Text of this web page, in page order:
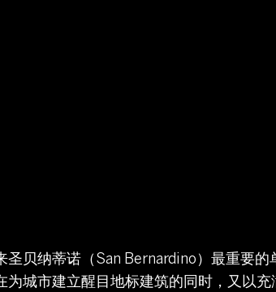
圣贝纳蒂诺（San Bernardino）最重要
为城市建立醒目地标建筑的同时，又以